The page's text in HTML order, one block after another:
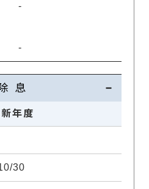
-
-
息
年度
30